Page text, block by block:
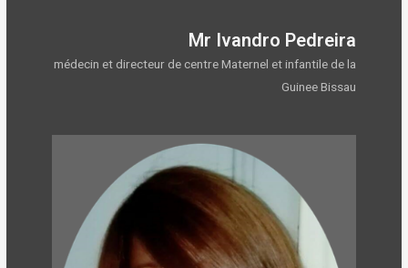
Mr Ivandro Pedreira
médecin et directeur de centre Maternel et infantile de la
Guinee Bissau